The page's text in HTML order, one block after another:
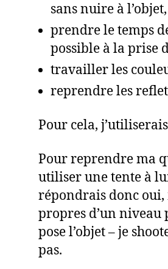
sans nuire à
prendre le temps
possible à la prise
travailler les
reprendre les
Pour cela,
Pour reprendre ma
utiliser une tente à
répondrais donc
propres d’un niveau
pose l’objet – je
pas.